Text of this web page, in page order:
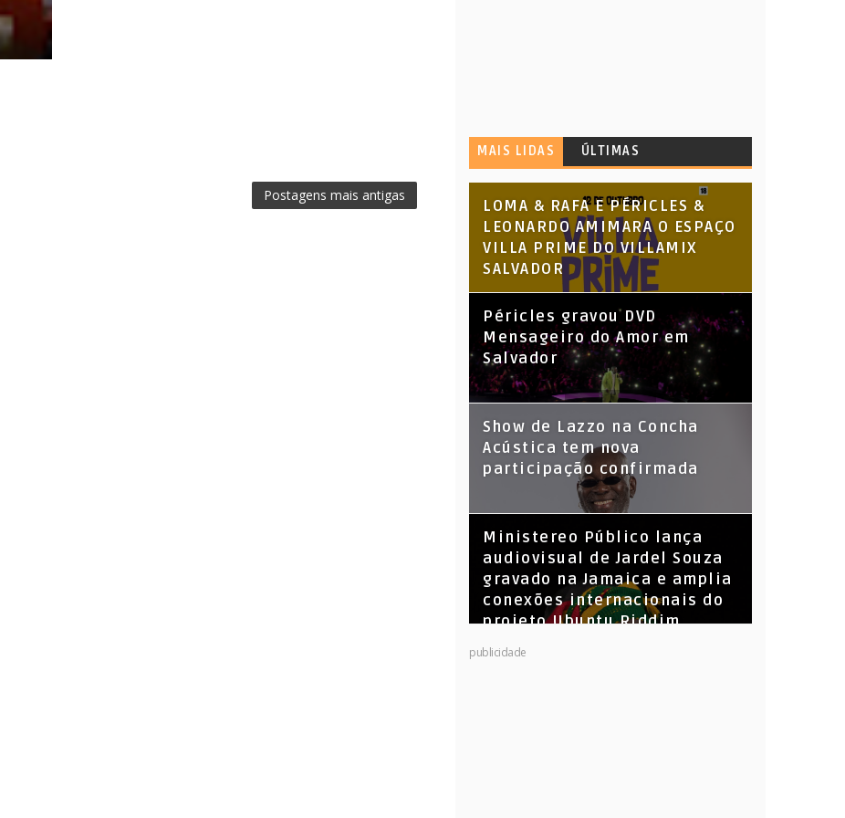
Postagens mais antigas
MAIS LIDAS ÚLTIMAS
LOMA & RAFA E PÉRICLES &
LEONARDO AMIMARA O ESPAÇO
VILLA PRIME DO VILLAMIX
SALVADOR
Péricles gravou DVD
Mensageiro do Amor em
Salvador
Show de Lazzo na Concha
Acústica tem nova
participação confirmada
​Ministereo Público lança
audiovisual de Jardel Souza
gravado na Jamaica e amplia
conexões internacionais do
projeto Ubuntu Riddim
KL Jay (Racionais MC’s), DJ
publicidade